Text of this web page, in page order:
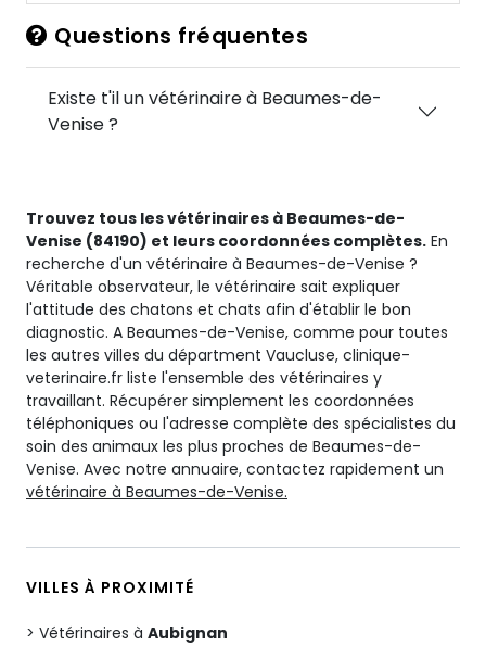
Questions fréquentes
Existe t'il un vétérinaire à Beaumes-de-
Venise ?
Trouvez tous les vétérinaires à Beaumes-de-
Venise (84190) et leurs coordonnées complètes. En
recherche d'un vétérinaire à Beaumes-de-Venise ?
Véritable observateur, le vétérinaire sait expliquer
l'attitude des chatons et chats afin d'établir le bon
diagnostic. A Beaumes-de-Venise, comme pour toutes
les autres villes du départment Vaucluse, clinique-
veterinaire.fr liste l'ensemble des vétérinaires y
travaillant. Récupérer simplement les coordonnées
téléphoniques ou l'adresse complète des spécialistes du
soin des animaux les plus proches de Beaumes-de-
Venise. Avec notre annuaire, contactez rapidement un
vétérinaire à Beaumes-de-Venise.
VILLES À PROXIMITÉ
Vétérinaires à Aubignan